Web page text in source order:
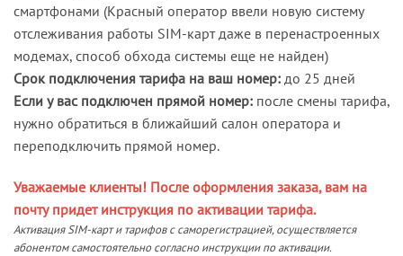
смартфонами (Красный оператор ввели новую систему
отслеживания работы SIM-карт даже в перенастроенных
модемах, способ обхода системы еще не найден)
Срок подключения тарифа на ваш номер: до 25 дней
Если у вас подключен прямой номер: после смены тарифа,
нужно обратиться в ближайший салон оператора и
переподключить прямой номер.
Уважаемые клиенты! После оформления заказа, вам на
почту придет инструкция по активации тарифа.
Активация SIM-карт и тарифов с саморегистрацией, осуществляется
абонентом самостоятельно согласно инструкции по активации.